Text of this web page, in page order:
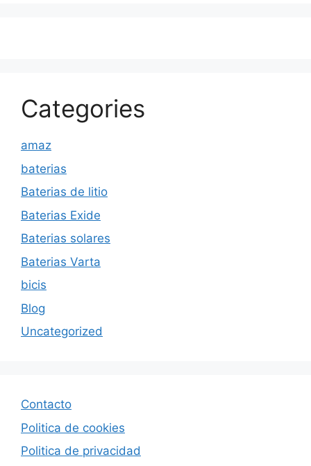
Categories
amaz
baterias
Baterias de litio
Baterias Exide
Baterias solares
Baterias Varta
bicis
Blog
Uncategorized
Contacto
Politica de cookies
Politica de privacidad